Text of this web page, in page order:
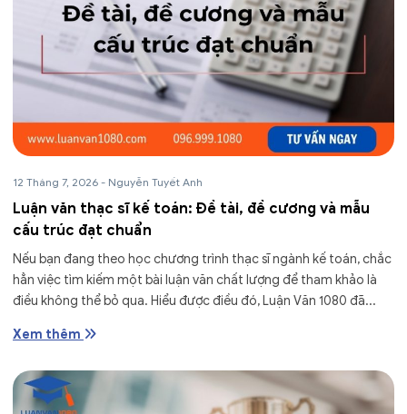
12 Tháng 7, 2026 - Nguyễn Tuyết Anh
Luận văn thạc sĩ kế toán: Đề tài, đề cương và mẫu
cấu trúc đạt chuẩn
Nếu bạn đang theo học chương trình thạc sĩ ngành kế toán, chắc
hẳn việc tìm kiếm một bài luận văn chất lượng để tham khảo là
điều không thể bỏ qua. Hiểu được điều đó, Luận Văn 1080 đã...
Xem thêm